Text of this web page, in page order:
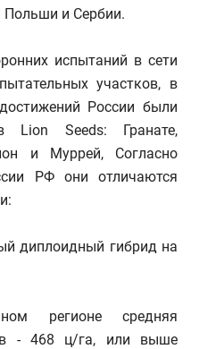
Польши и Сербии.
испытаний в сети
участков, в
России были
Lion Seeds: Гранате,
и Муррей, Согласно
РФ они отличаются
диплоидный гибрид на
регионе средняя
- 468 ц/га, или выше